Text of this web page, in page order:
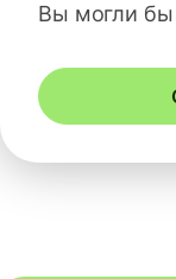
Вы могли бы